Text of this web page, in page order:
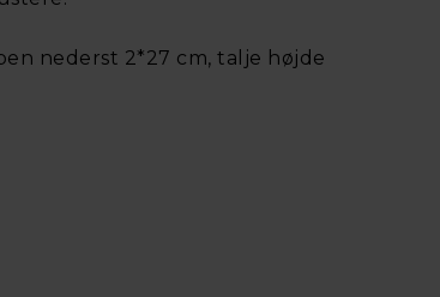
nederst 2*27 cm, talje højde